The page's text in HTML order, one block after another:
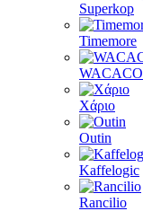
Superkop
Timemore
WACACO
Χάριο
Outin
Kaffelogic
Rancilio